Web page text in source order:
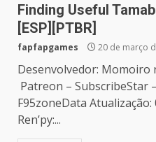
Finding Useful
[ESP][PTBR]
fapfapgames 20 de março
Desenvolvedor: Momoiro
Patreon – SubscribeStar
F95zoneData
Ren’py:...